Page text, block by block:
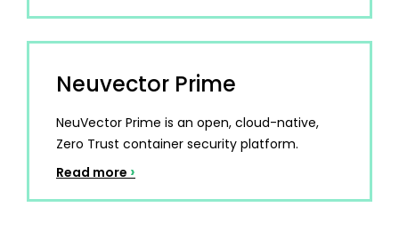
Neuvector Prime
NeuVector Prime is an open, cloud-native,
Zero Trust container security platform.
Read more ›